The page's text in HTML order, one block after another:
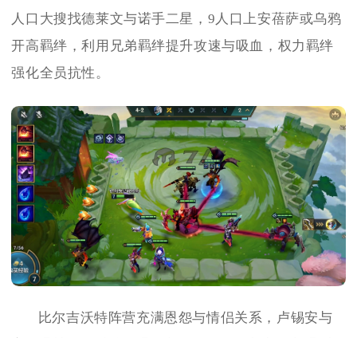
人口大搜找德莱文与诺手二星，9人口上安蓓萨或乌鸦
开高羁绊，利用兄弟羁绊提升攻速与吸血，权力羁绊
强化全员抗性。
比尔吉沃特阵营充满恩怨与情侣关系，卢锡安与